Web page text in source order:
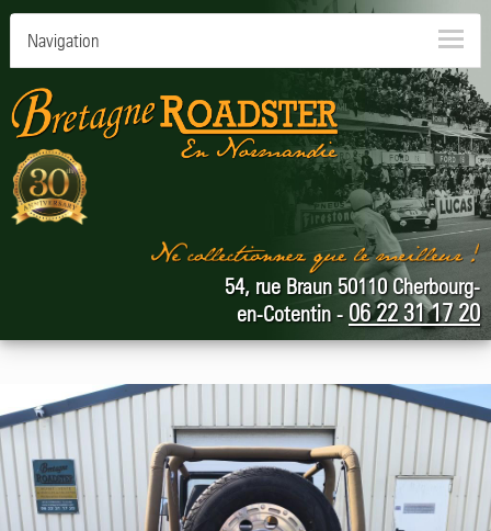
Navigation
54, rue Braun 50110 Cherbourg-
en-Cotentin - 06 22 31 17 20